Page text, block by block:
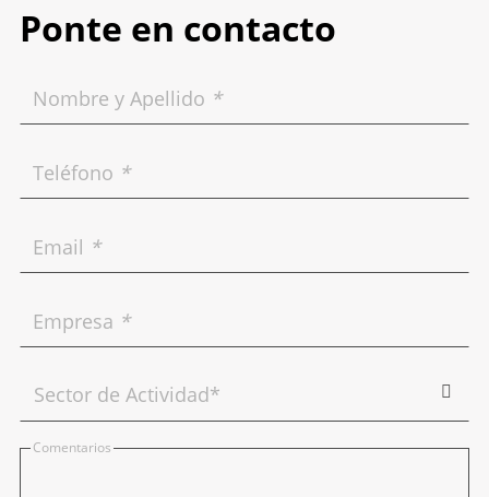
Ponte en contacto
Nombre y Apellido *
Teléfono *
Email *
Empresa *
Comentarios